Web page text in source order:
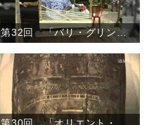
第32回 「バリ・グリンシン」